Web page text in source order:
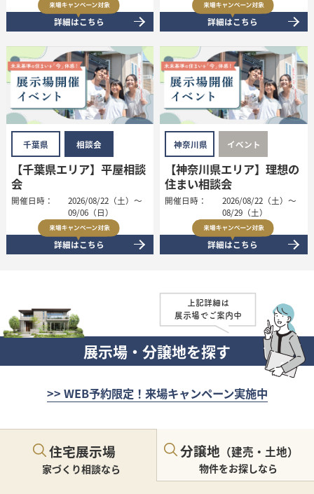
詳細はこちら 詳細はこちら
千葉県 相談会
【千葉県エリア】平屋相談
会
開催日時：
2026/08/22（土）～
09/06（日）
詳細はこちら
神奈川県 イベント
【神奈川県エリア】理想の
住まい相談会
開催日時：
2026/08/22（土）～
08/29（土）
詳細はこちら
展示場・分譲地を探す
上記詳細は
展示場でご案内中
>> WEB予約限定！来場キャンペーン実施中
住宅展示場
家づくり相談なら
分譲地 （建売・土地）
物件をお探しなら